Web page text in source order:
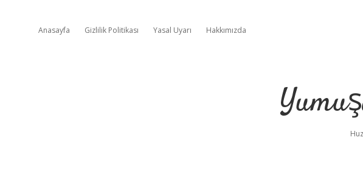
Anasayfa Gizlilik Politikası Yasal Uyarı Hakkımızda